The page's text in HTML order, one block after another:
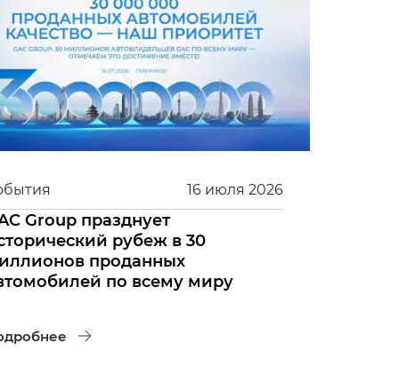
16 июля 2026
Group празднует
рубеж в 30
проданных
по всему миру